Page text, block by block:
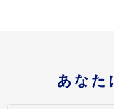
あなた